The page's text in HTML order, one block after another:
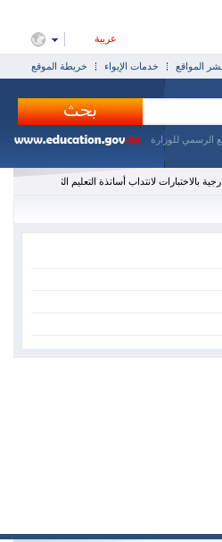
عربية
المواقع خدمات الإيواء خريطة الموقع
الرسمي للوزارة
بالاختبارات لانتداب أساتذة التعليم الثانوي و أساتذة